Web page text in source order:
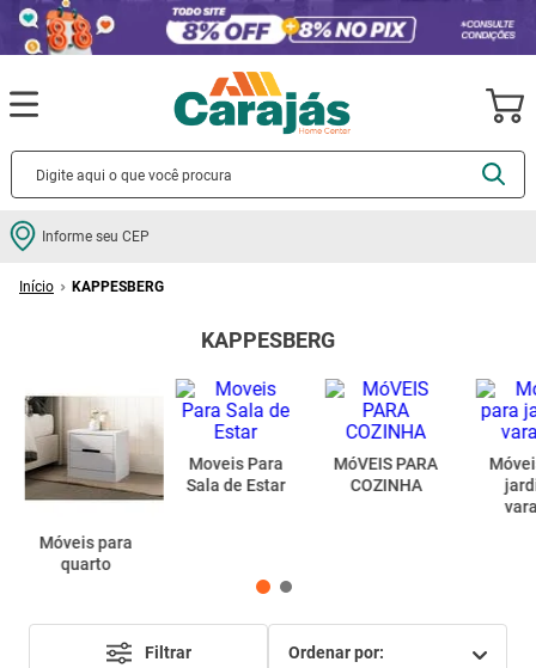
Informe seu CEP
KAPPESBERG
KAPPESBERG
Móveis para
quarto
Moveis Para
Sala de Estar
MóVEIS PARA
COZINHA
Filtrar ordenar por
Termos mais buscados
5º porta
6 vaso sanitário
7 tinta
mesa